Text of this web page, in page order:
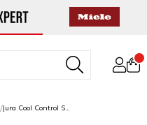
Jura Cool Control Süt Soğutucu 1 L White